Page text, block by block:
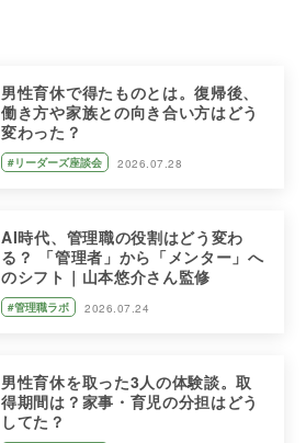
男性育休で得たものとは。復帰後、
働き方や家族との向き合い方はどう
変わった？
#リーダーズ座談会 2026.07.28
AI時代、管理職の役割はどう変わ
る？ 「管理者」から「メンター」へ
のシフト｜山本悠介さん監修
#管理職ラボ 2026.07.24
男性育休を取った3人の体験談。取
得期間は？家事・育児の分担はどう
してた？